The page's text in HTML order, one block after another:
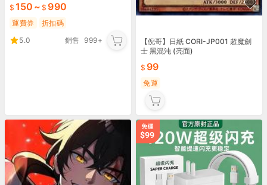
適用)
150 ~ 990
運費券
折扣碼
5.0
銷售 999+
【倪哥】日紙 CORI-JP001 超魔劍
士 黑混沌 (亮面)
99
免運